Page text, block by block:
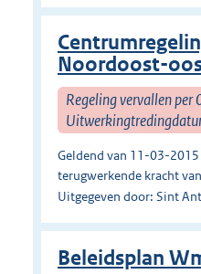
Noordoost-
Regeling vervallen
Geldend van 11-03-
terugwerkende kracht
Uitgegeven door: Sint
Beleidsplan